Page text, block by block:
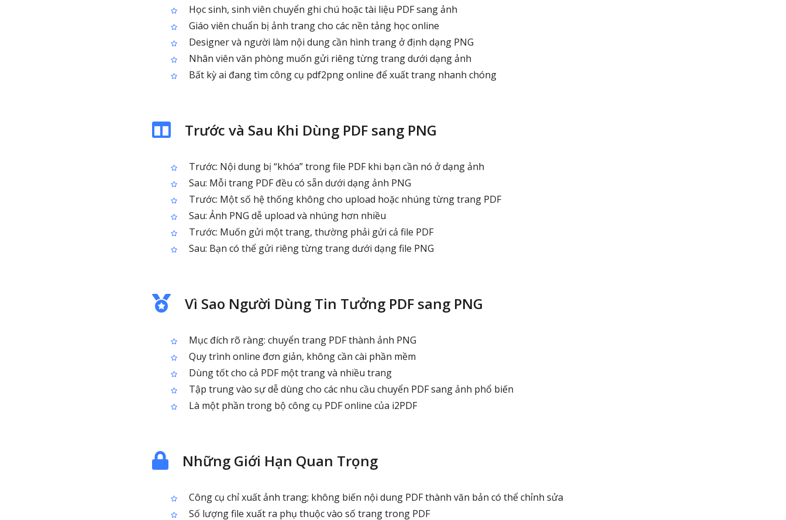
Học sinh, sinh viên chuyển ghi chú hoặc tài liệu PDF sang ảnh
Giáo viên chuẩn bị ảnh trang cho các nền tảng học online
Designer và người làm nội dung cần hình trang ở định dạng PNG
Nhân viên văn phòng muốn gửi riêng từng trang dưới dạng ảnh
Bất kỳ ai đang tìm công cụ pdf2png online để xuất trang nhanh chóng
Trước và Sau Khi Dùng PDF sang PNG
Trước: Nội dung bị “khóa” trong file PDF khi bạn cần nó ở dạng ảnh
Sau: Mỗi trang PDF đều có sẵn dưới dạng ảnh PNG
Trước: Một số hệ thống không cho upload hoặc nhúng từng trang PDF
Sau: Ảnh PNG dễ upload và nhúng hơn nhiều
Trước: Muốn gửi một trang, thường phải gửi cả file PDF
Sau: Bạn có thể gửi riêng từng trang dưới dạng file PNG
Vì Sao Người Dùng Tin Tưởng PDF sang PNG
Mục đích rõ ràng: chuyển trang PDF thành ảnh PNG
Quy trình online đơn giản, không cần cài phần mềm
Dùng tốt cho cả PDF một trang và nhiều trang
Tập trung vào sự dễ dùng cho các nhu cầu chuyển PDF sang ảnh phổ biến
Là một phần trong bộ công cụ PDF online của i2PDF
Những Giới Hạn Quan Trọng
Công cụ chỉ xuất ảnh trang; không biến nội dung PDF thành văn bản có thể chỉnh sửa
Số lượng file xuất ra phụ thuộc vào số trang trong PDF